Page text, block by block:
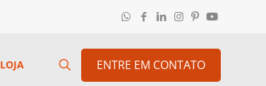
LOJA ENTRE EM CONTATO